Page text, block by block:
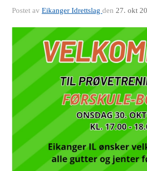
Postet av Eikanger Idrettslag den 27. okt